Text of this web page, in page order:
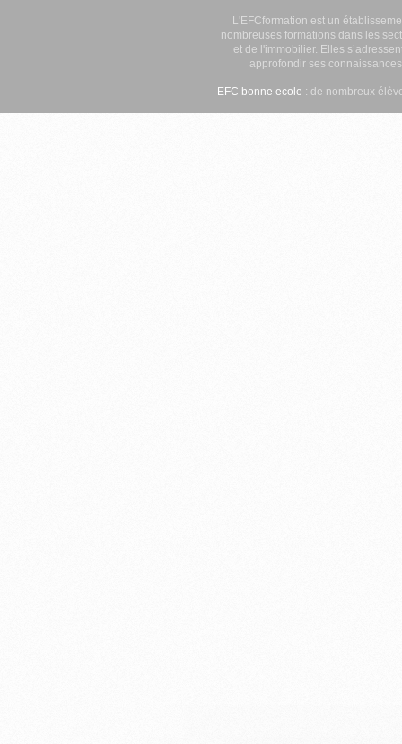
L'EFCformation est un
nombreuses formations dans les
et de l'immobilier. Elles
approfondir ses
EFC bonne ecole : de nombreux